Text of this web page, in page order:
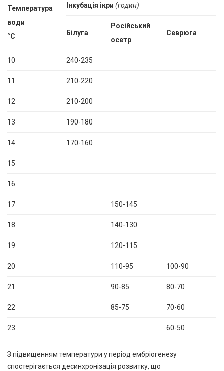
Температура
води
°С
Інкубація ікри (годин)
Білуга
Російський
осетр
Севрюга
10 240-235
11 210-220
12 210-200
13 190-180
14 170-160
15
16
17 150-145
18 140-130
19 120-115
20 110-95 100-90
21 90-85 80-70
22 85-75 70-60
23 60-50
З підвищенням температури у період ембріогенезу
спостерігається десинхронізація розвитку, що